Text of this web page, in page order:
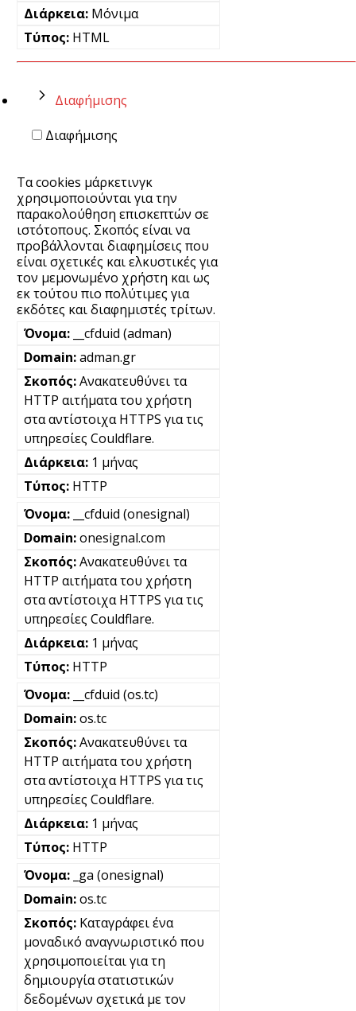
Μόνιμα
HTML
Διαφήμισης
Διαφήμισης
Τα cookies μάρκετινγκ
χρησιμοποιούνται για την
παρακολούθηση επισκεπτών σε
ιστότοπους. Σκοπός είναι να
προβάλλονται διαφημίσεις που
είναι σχετικές και ελκυστικές για
τον μεμονωμένο χρήστη και ως
εκ τούτου πιο πολύτιμες για
εκδότες και διαφημιστές τρίτων.
__cfduid (adman)
adman.gr
Ανακατευθύνει τα
HTTP αιτήματα του χρήστη
στα αντίστοιχα HTTPS για τις
υπηρεσίες Couldflare.
1 μήνας
HTTP
__cfduid (onesignal)
onesignal.com
Ανακατευθύνει τα
HTTP αιτήματα του χρήστη
στα αντίστοιχα HTTPS για τις
υπηρεσίες Couldflare.
1 μήνας
HTTP
__cfduid (os.tc)
os.tc
Ανακατευθύνει τα
HTTP αιτήματα του χρήστη
στα αντίστοιχα HTTPS για τις
υπηρεσίες Couldflare.
1 μήνας
HTTP
_ga (onesignal)
os.tc
Καταγράφει ένα
μοναδικό αναγνωριστικό που
χρησιμοποιείται για τη
δημιουργία στατιστικών
δεδομένων σχετικά με τον